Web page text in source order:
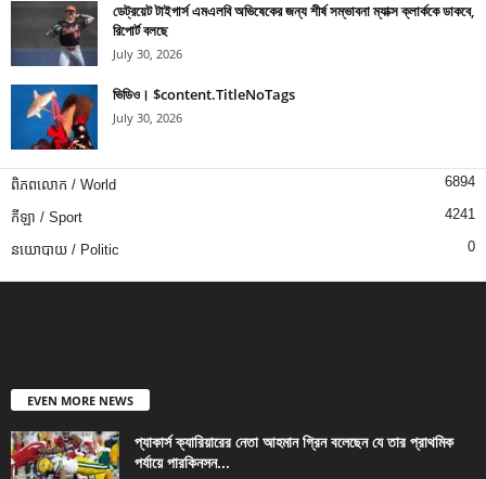
ডেট্রয়েট টাইগার্স এমএলবি অভিষেকের জন্য শীর্ষ সম্ভাবনা ম্যাক্স ক্লার্ককে ডাকবে,
রিপোর্ট বলছে
July 30, 2026
ভিডিও। $content.TitleNoTags
July 30, 2026
ពិភពលោក / World 6894
កីឡា / Sport 4241
នយោបាយ / Politic 0
EVEN MORE NEWS
প্যাকার্স ক্যারিয়ারের নেতা আহমান গ্রিন বলেছেন যে তার প্রাথমিক
পর্যায়ে পারকিনসন...